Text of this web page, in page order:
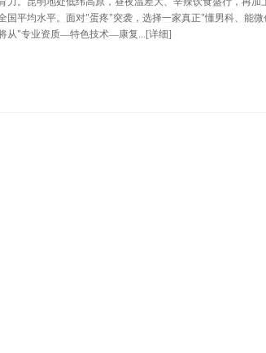
国平均水平。面对"蛋疼"突袭，选择一家真正"懂男科、能
从"专业资质—特色技术—康复...
[详细]